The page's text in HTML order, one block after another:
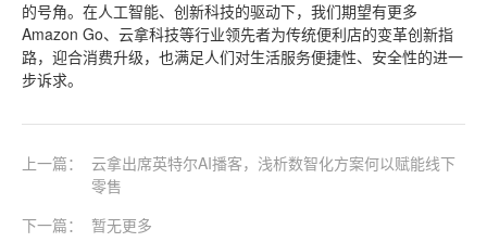
的号角。在人工智能、创新科技的驱动下，我们期望有更多
Amazon Go、云拿科技等行业领先者为传统便利店的变革创新指
路，迎合消费升级，也满足人们对生活服务便捷性、安全性的进一
步诉求。
上一篇：
云拿出席英特尔AI播客，浅析数智化方案何以赋能线下
零售
下一篇：
暂无更多